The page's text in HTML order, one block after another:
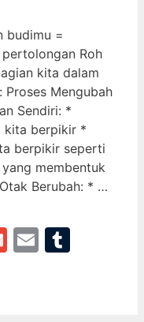
budimu =
Roh
kita dalam
Mengubah
Sendiri: *
kita berpikir *
berpikir seperti
membentuk
Berubah: * …
Gmail
Email